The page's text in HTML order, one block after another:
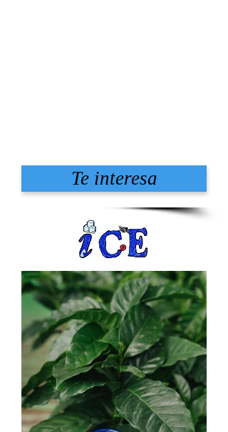
Te interesa